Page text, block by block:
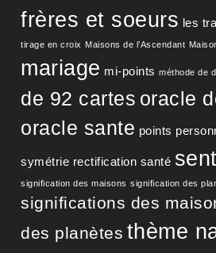
frères et soeurs les
tirage en croix Maisons de l’Ascendant
mariage mi-points méthode de
de 92 cartes oracle
oracle sante points
symétrie rectification santé
signification des maisons signification des
significations des
des planètes thème